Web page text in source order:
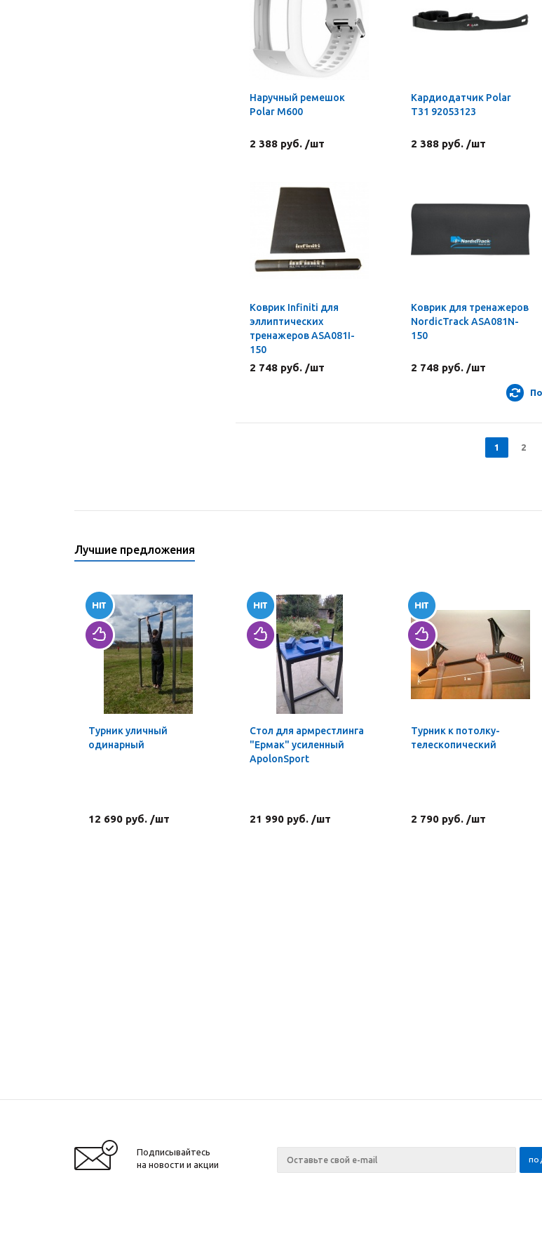
Наручный ремешок
Polar M600
2 388 руб. /шт
Кардиодатчик Polar
Т31 92053123
2 388 руб. /шт
Коврик Infiniti для
эллиптических
тренажеров ASA081I-
150
2 748 руб. /шт
Коврик для тренажеров
NordicTrack ASA081N-
150
2 748 руб. /шт
1 2
Лучшие предложения
Турник уличный
одинарный
12 690 руб. /шт
Стол для армрестлинга
"Ермак" усиленный
ApolonSport
21 990 руб. /шт
Турник к потолку-
телескопический
2 790 руб. /шт
Подписывайтесь
на новости и акции